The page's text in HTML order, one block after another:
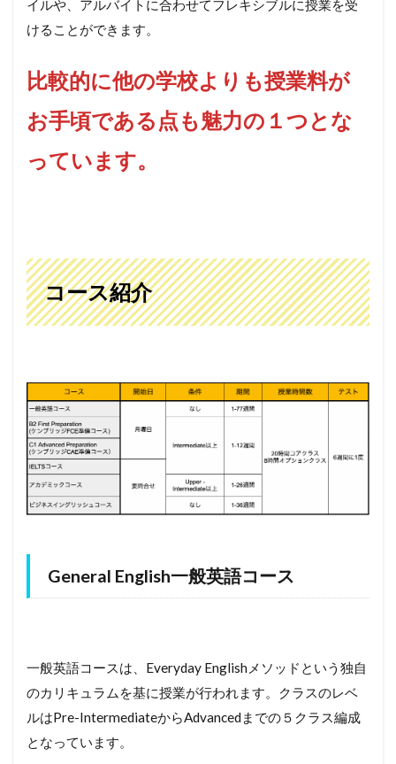
イルや、アルバイトに合わせてフレキシブルに授業を受
けることができます。
比較的に他の学校よりも授業料が
お手頃である点も魅力の１つとな
っています。
コース紹介
General English一般英語コース
一般英語コースは、Everyday Englishメソッドという独自
のカリキュラムを基に授業が行われます。クラスのレベ
ルはPre-IntermediateからAdvancedまでの５クラス編成
となっています。